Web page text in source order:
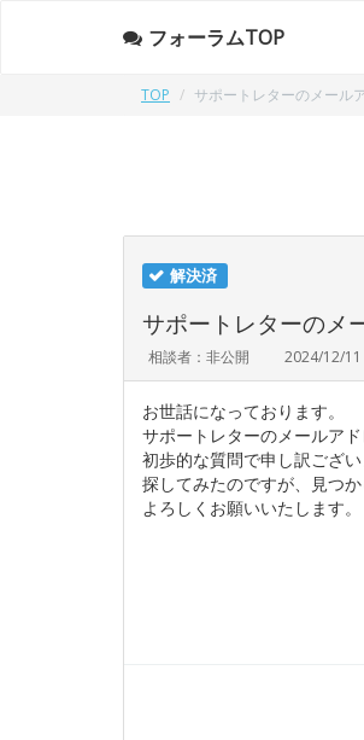
フォーラムTOP
TOP サポートレターのメール
解決済
サポートレターのメ
相談者：非公開 2024/12/
お世話になっております。
サポートレターのメールア
初歩的な質問で申し訳ござい
探してみたのですが、見つ
よろしくお願いいたします。